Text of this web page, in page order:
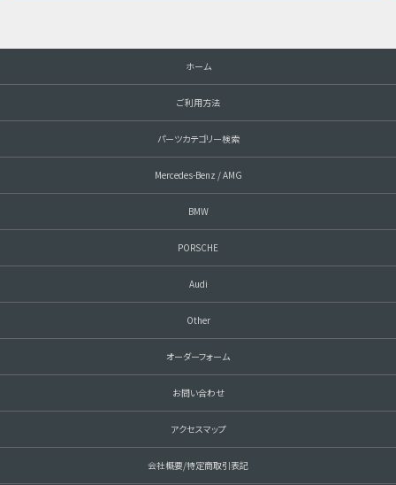
ホーム
ご利用方法
パーツカテゴリー検索
Mercedes-Benz / AMG
BMW
PORSCHE
Audi
Other
オーダーフォーム
お問い合わせ
アクセスマップ
会社概要/特定商取引表記